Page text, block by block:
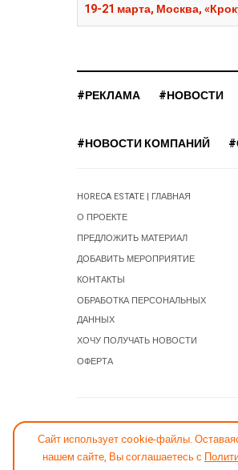
19-21 марта, Москва,
Сайт использует cookie-файлы.
нашем сайте, Вы соглашаетесь с
#РЕКЛАМА #НОВОСТИ
#НОВОСТИ КОМПАНИЙ
HORECA ESTATE | ГЛАВНАЯ
О ПРОЕКТЕ
ПРЕДЛОЖИТЬ МАТЕРИАЛ
ДОБАВИТЬ МЕРОПРИЯТИЕ
КОНТАКТЫ
ОБРАБОТКА ПЕРСОНАЛЬНЫХ
ДАННЫХ
ХОЧУ ПОЛУЧАТЬ НОВОСТИ
ОФЕРТА
© 2026 НОВОСТИ ГОСТИНИЧНОГО
JOOMLA! CMS- ПРОГРАММНОЕ